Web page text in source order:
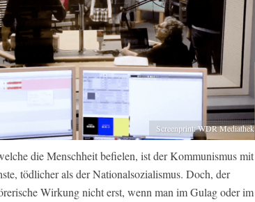
Screenprint: WDR Mediathek
die Menschheit befielen, ist der Kommunismus mit
tödlicher als der Nationalsozialismus. Doch, der
Wirkung nicht erst, wenn man im Gulag oder im